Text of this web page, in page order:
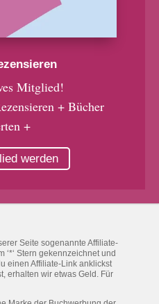
Mitglied!
+ Bücher
+
werden
Seite sogenannte Affiliate-
‘*‘ Stern gekennzeichnet und
einen Affiliate-Link anklickst
erhalten wir etwas Geld. Für